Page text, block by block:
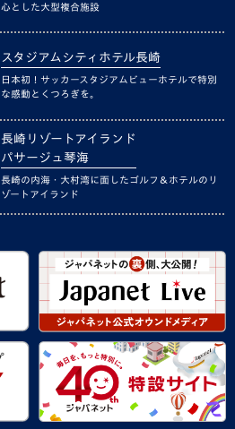
心とした大型複合施設
スタジアムシティホテル長崎
日本初！サッカースタジアムビューホテルで特別
な感動とくつろぎを。
長崎リゾートアイランド
パサージュ琴海
長崎の内海・大村湾に面したゴルフ＆ホテルのリ
ゾートアイランド